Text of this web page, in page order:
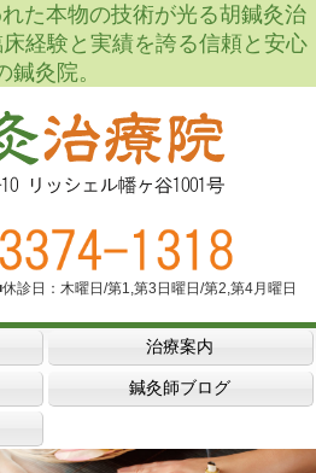
た本物の技術が光る胡鍼灸治
経験と実績を誇る信頼と安心
鍼灸院。
診日：木曜日/第1,第3日曜日/第2,第4月曜日
治療案内
鍼灸師ブログ